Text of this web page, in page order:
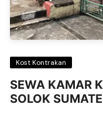
Kost Kontrakan
SEWA KAMAR
SOLOK